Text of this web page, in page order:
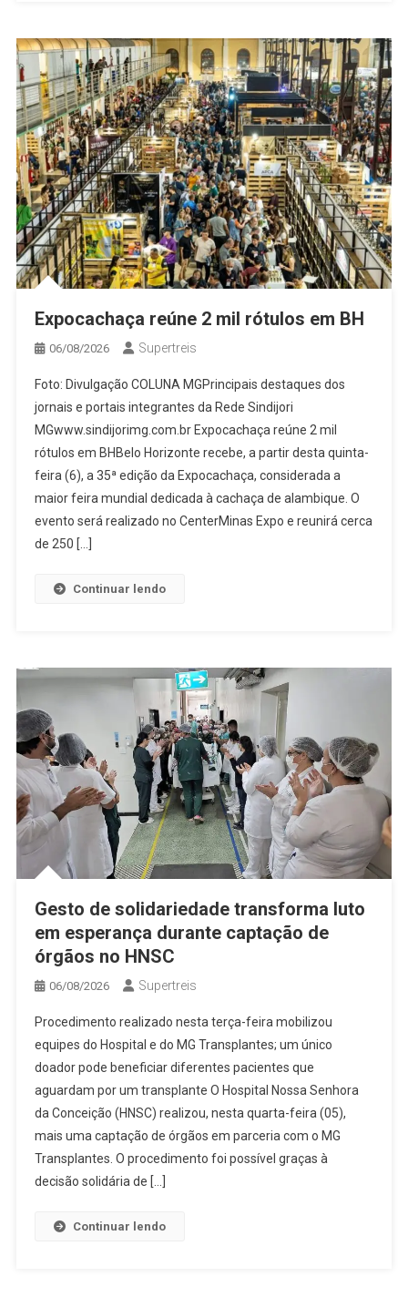
Expocachaça reúne 2 mil rótulos em BH
06/08/2026 Supertreis
Foto: Divulgação COLUNA MGPrincipais destaques dos
jornais e portais integrantes da Rede Sindijori
MGwww.sindijorimg.com.br Expocachaça reúne 2 mil
rótulos em BHBelo Horizonte recebe, a partir desta quinta-
feira (6), a 35ª edição da Expocachaça, considerada a
maior feira mundial dedicada à cachaça de alambique. O
evento será realizado no CenterMinas Expo e reunirá cerca
de 250 […]
Continuar lendo
Gesto de solidariedade transforma luto
em esperança durante captação de
órgãos no HNSC
06/08/2026 Supertreis
Procedimento realizado nesta terça-feira mobilizou
equipes do Hospital e do MG Transplantes; um único
doador pode beneficiar diferentes pacientes que
aguardam por um transplante O Hospital Nossa Senhora
da Conceição (HNSC) realizou, nesta quarta-feira (05),
mais uma captação de órgãos em parceria com o MG
Transplantes. O procedimento foi possível graças à
decisão solidária de […]
Continuar lendo